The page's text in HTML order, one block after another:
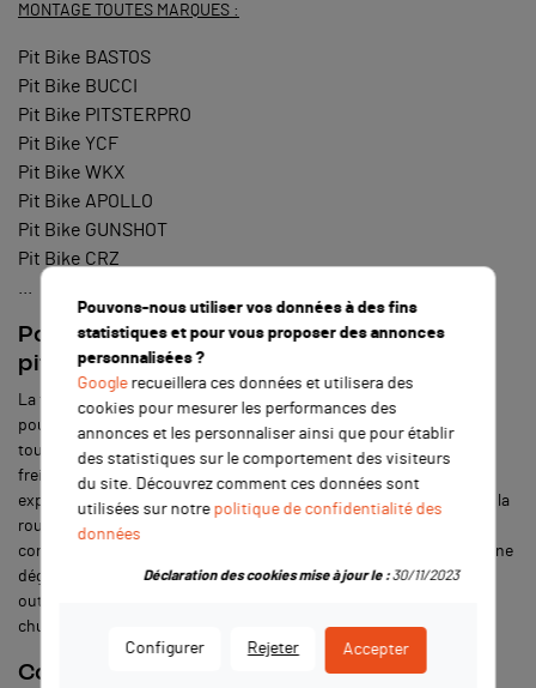
MONTAGE TOUTES MARQUES :
Pit Bike BASTOS
Pit Bike BUCCI
Pit Bike PITSTERPRO
Pit Bike YCF
Pit Bike WKX
Pit Bike APOLLO
Pit Bike GUNSHOT
Pit Bike CRZ
Pourquoi faut-il protéger la fourche de sa
pit bike ?
La fourche est perçue comme l’équivalent du bras oscillant mais
pour l’avant. De ce fait, elle s’occupe de faire la liaison au sol en
toutes circonstances, ce qui engendre un excellent système de
freinage et de guidage. Une fourche de dirt bike est donc très
exposée et soumise à des contraintes. En effet, elle est exposée à la
route et le garde-boue avant ne peut tout encaisser. Par
conséquent, il est important de protéger sa fourche afin d’éviter une
dégradation prématurée causée par les aspérités de la route. En
outre, cette pièce protégera également votre fourche en cas de
chute.
Comment installer des protections de
Pouvons-nous utiliser vos données à des fins
statistiques et pour vous proposer des annonces
personnalisées ?
Googlerecueillera ces données et utilisera des
cookies pour mesurer les performances des
annonces et les personnaliser ainsi que pour établir
des statistiques sur le comportement des visiteurs
du site. Découvrez comment ces données sont
utilisées sur notre politique de confidentialité des
données
Configurer Rejeter Accepter
Déclaration des cookies mise à jour le :30/11/2023